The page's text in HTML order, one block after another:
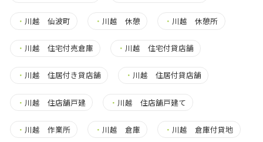
・ 川越 仙波町 ・ 川越 休憩 ・ 川越 休憩所
・ 川越 住宅付売倉庫 ・ 川越 住宅付貸店舗
・ 川越 住居付き貸店舗 ・ 川越 住居付貸店舗
・ 川越 住店舗戸建 ・ 川越 住店舗戸建て
・ 川越 作業所 ・ 川越 倉庫 ・ 川越 倉庫付貸地